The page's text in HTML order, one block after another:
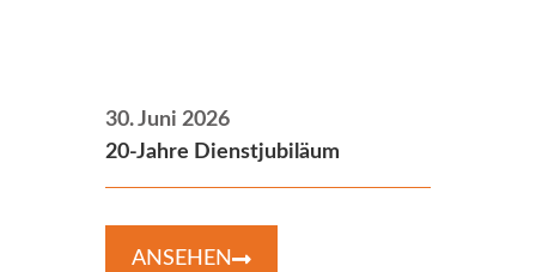
30. Juni 2026
20-Jahre Dienstjubiläum
ANSEHEN